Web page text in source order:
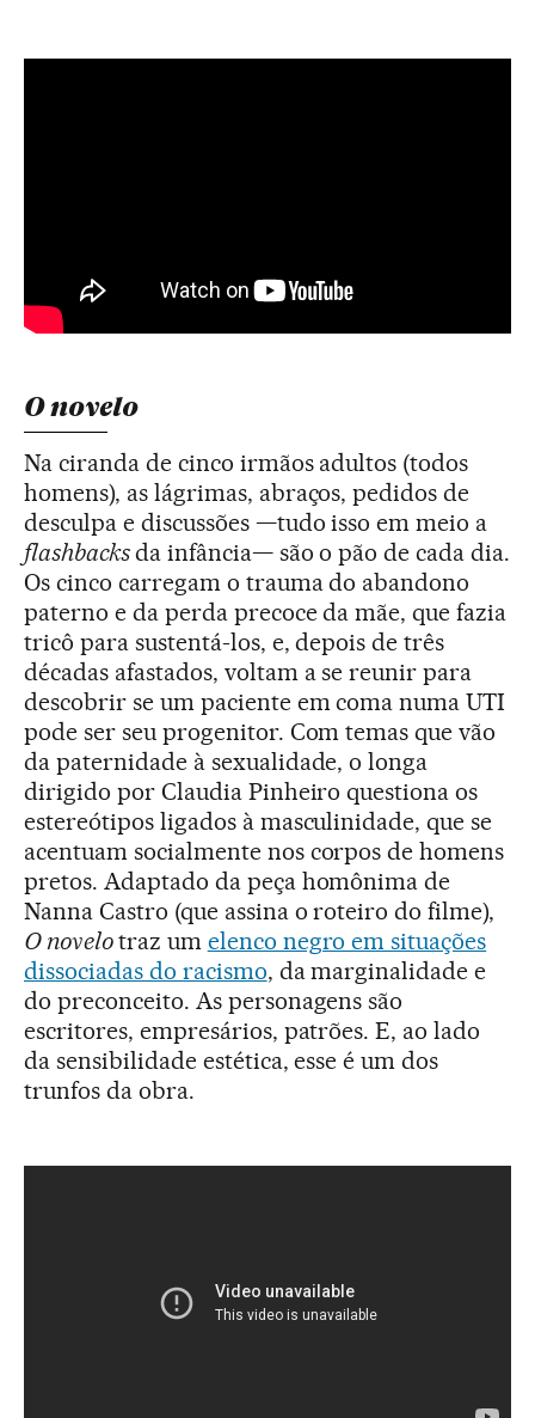
O novelo
Na ciranda de cinco irmãos adultos (todos
homens), as lágrimas, abraços, pedidos de
desculpa e discussões —tudo isso em meio a
flashbacksda infância— são o pão de cada dia.
Os cinco carregam o trauma do abandono
paterno e da perda precoce da mãe, que fazia
tricô para sustentá-los, e, depois de três
décadas afastados, voltam a se reunir para
descobrir se um paciente em coma numa UTI
pode ser seu progenitor. Com temas que vão
da paternidade à sexualidade, o longa
dirigido por Claudia Pinheiro questiona os
estereótipos ligados à masculinidade, que se
acentuam socialmente nos corpos de homens
pretos. Adaptado da peça homônima de
Nanna Castro (que assina o roteiro do filme),
O novelotraz um elenco negro em situações
dissociadas do racismo, da marginalidade e
do preconceito. As personagens são
escritores, empresários, patrões. E, ao lado
da sensibilidade estética, esse é um dos
trunfos da obra.